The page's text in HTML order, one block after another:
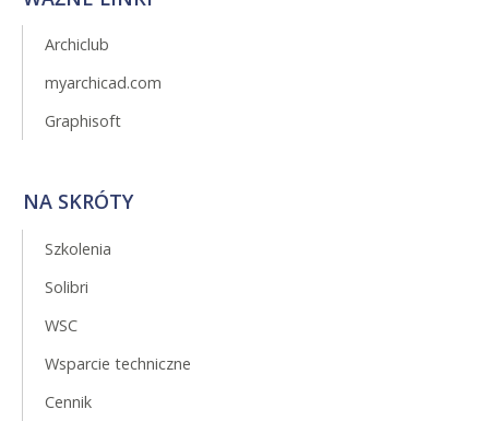
Archiclub
myarchicad.com
Graphisoft
NA SKRÓTY
Szkolenia
Solibri
WSC
Wsparcie techniczne
Cennik